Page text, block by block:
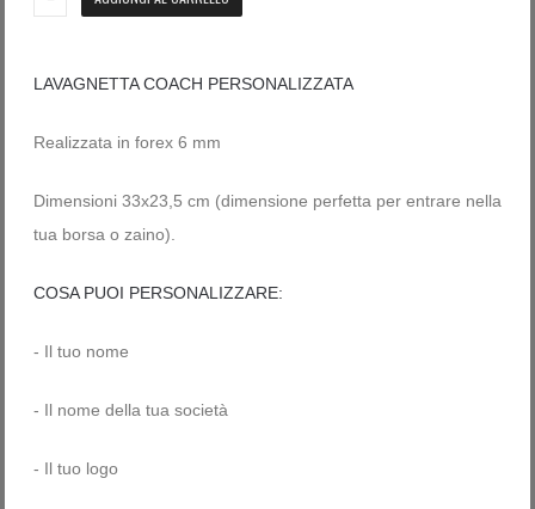
LAVAGNETTA COACH PERSONALIZZATA
Realizzata in forex 6 mm
Dimensioni 33x23,5 cm (dimensione perfetta per entrare nella
tua borsa o zaino).
COSA PUOI PERSONALIZZARE:
- Il tuo nome
- Il nome della tua società
- Il tuo logo